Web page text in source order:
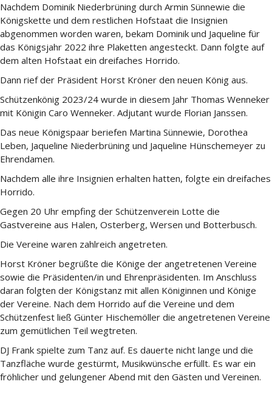
Nachdem Dominik Niederbrüning durch Armin Sünnewie die
Königskette und dem restlichen Hofstaat die Insignien
abgenommen worden waren, bekam Dominik und Jaqueline für
das Königsjahr 2022 ihre Plaketten angesteckt. Dann folgte auf
dem alten Hofstaat ein dreifaches Horrido.
Dann rief der Präsident Horst Kröner den neuen König aus.
Schützenkönig 2023/24 wurde in diesem Jahr Thomas Wenneker
mit Königin Caro Wenneker. Adjutant wurde Florian Janssen.
Das neue Königspaar beriefen Martina Sünnewie, Dorothea
Leben, Jaqueline Niederbrüning und Jaqueline Hünschemeyer zu
Ehrendamen.
Nachdem alle ihre Insignien erhalten hatten, folgte ein dreifaches
Horrido.
Gegen 20 Uhr empfing der Schützenverein Lotte die
Gastvereine aus Halen, Osterberg, Wersen und Botterbusch.
Die Vereine waren zahlreich angetreten.
Horst Kröner begrüßte die Könige der angetretenen Vereine
sowie die Präsidenten/in und Ehrenpräsidenten. Im Anschluss
daran folgten der Königstanz mit allen Königinnen und Könige
der Vereine. Nach dem Horrido auf die Vereine und dem
Schützenfest ließ Günter Hischemöller die angetretenen Vereine
zum gemütlichen Teil wegtreten.
DJ Frank spielte zum Tanz auf. Es dauerte nicht lange und die
Tanzfläche wurde gestürmt, Musikwünsche erfüllt. Es war ein
fröhlicher und gelungener Abend mit den Gästen und Vereinen.